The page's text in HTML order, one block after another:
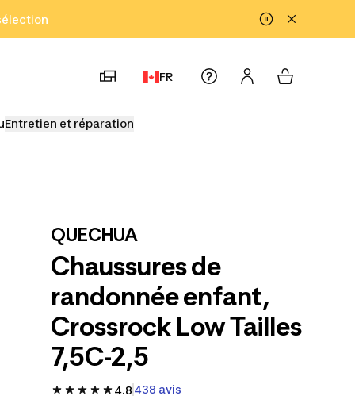
FR
Entretien et réparation
QUECHUA
Chaussures de
randonnée enfant,
Crossrock Low Tailles
7,5C-2,5
4.8 438 avis